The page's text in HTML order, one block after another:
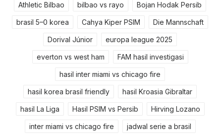
Athletic Bilbao bilbao vs rayo Bojan Hodak Persib
brasil 5–0 korea Cahya Kiper PSIM Die Mannschaft
Dorival Júnior europa league 2025
everton vs west ham FAM hasil investigasi
hasil inter miami vs chicago fire
hasil korea brasil friendly hasil Kroasia Gibraltar
hasil La Liga Hasil PSIM vs Persib Hirving Lozano
inter miami vs chicago fire jadwal serie a brasil